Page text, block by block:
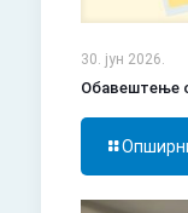
30. јун 2026.
Обавештење